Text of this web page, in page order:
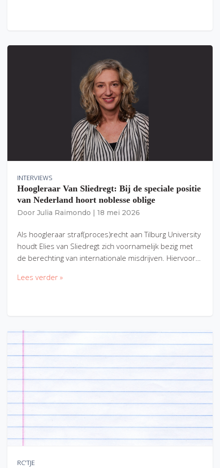
INTERVIEWS
Hoogleraar Van Sliedregt: Bij de speciale positie
van Nederland hoort noblesse oblige
Door Julia Raimondo 18 mei 2026
Als hoogleraar straf(proces)recht aan Tilburg University
houdt Elies van Sliedregt zich voornamelijk bezig met
de berechting van internationale misdrijven. Hiervoor…
Lees verder »
RC'TJE